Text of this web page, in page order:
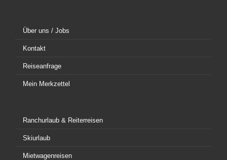
Über uns / Jobs
Kontakt
Reiseanfrage
Mein Merkzettel
Ranchurlaub & Reiterreisen
Skiurlaub
Mietwagenreisen